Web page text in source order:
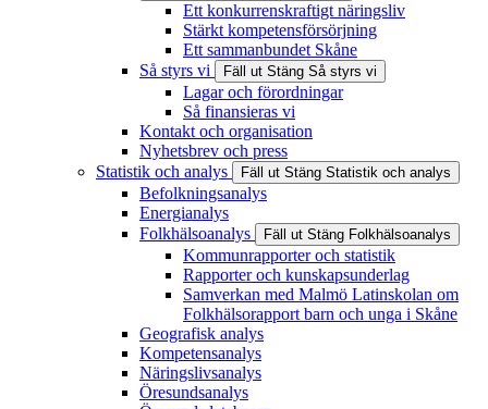
Ett konkurrenskraftigt näringsliv
Stärkt kompetensförsörjning
Ett sammanbundet Skåne
Så styrs vi
Fäll ut Stäng Så styrs vi
Lagar och förordningar
Så finansieras vi
Kontakt och organisation
Nyhetsbrev och press
Statistik och analys
Fäll ut Stäng Statistik och analys
Befolkningsanalys
Energianalys
Folkhälsoanalys
Fäll ut Stäng Folkhälsoanalys
Kommunrapporter och statistik
Rapporter och kunskapsunderlag
Samverkan med Malmö Latinskolan om
Folkhälsorapport barn och unga i Skåne
Geografisk analys
Kompetensanalys
Näringslivsanalys
Öresundsanalys